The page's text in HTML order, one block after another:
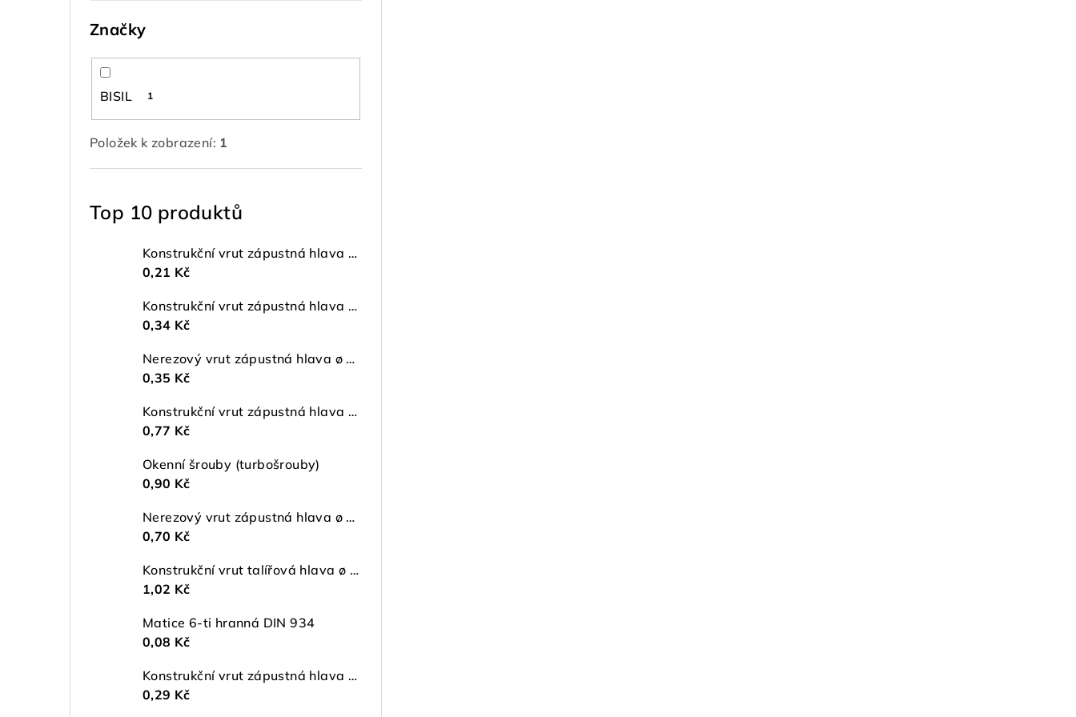
Značky
BISIL 1
Položek k zobrazení: 1
Top 10 produktů
Konstrukční vrut zápustná hlava ø 4 TX20 ZŽ
0,21 Kč
Konstrukční vrut zápustná hlava ø 5 TX25 ZŽ
0,34 Kč
Nerezový vrut zápustná hlava ø 4 mm TORX A2
0,35 Kč
Konstrukční vrut zápustná hlava ø 6 TX30 ZŽ
0,77 Kč
Okenní šrouby (turbošrouby)
0,90 Kč
Nerezový vrut zápustná hlava ø 5 mm TORX A2
0,70 Kč
Konstrukční vrut talířová hlava ø 5 TX25 ZŽ
1,02 Kč
Matice 6-ti hranná DIN 934
0,08 Kč
Konstrukční vrut zápustná hlava ø 4,5 TX20 ZŽ
0,29 Kč